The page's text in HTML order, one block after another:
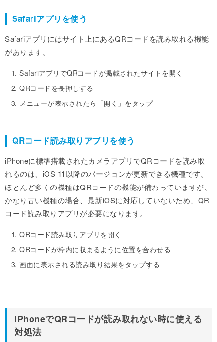
Safariアプリを使う
Safariアプリにはサイト上にあるQRコードを読み取れる機能
があります。
SafariアプリでQRコードが掲載されたサイトを開く
QRコードを長押しする
メニューが表示されたら「開く」をタップ
QRコード読み取りアプリを使う
iPhoneに標準搭載されたカメラアプリでQRコードを読み取
れるのは、iOS 11以降のバージョンが更新できる機種です。
ほとんど多くの機種はQRコードの機能が備わっていますが、
かなり古い機種の場合、最新iOSに対応していないため、QR
コード読み取りアプリが必要になります。
QRコード読み取りアプリを開く
QRコードが枠内に収まるように位置を合わせる
画面に表示される読み取り結果をタップする
iPhoneでQRコードが読み取れない時に使える
対処法